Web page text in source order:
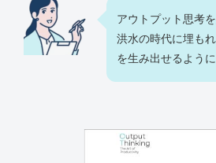
アウトプット思考
洪水の時代に埋も
を生み出せるように